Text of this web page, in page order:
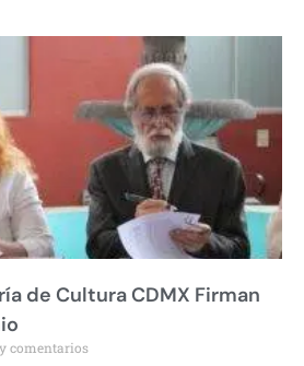
de Cultura CDMX Firman
comentarios